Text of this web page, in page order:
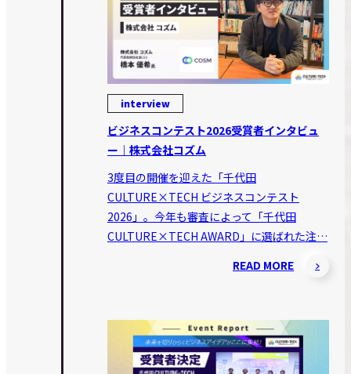
interview
ビジネスコンテスト2026受賞者インタビュ
ー｜株式会社コズム
3度目の開催を迎えた「千代田
CULTURE×TECH ビジネスコンテスト
2026」。今年も審査によって「千代田
CULTURE×TECH AWARD」に選ばれた注…
READ MORE